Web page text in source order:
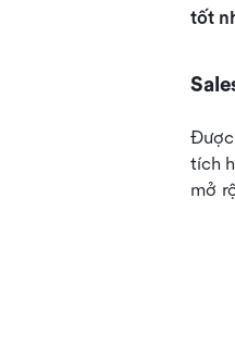
tốt
Được
tích
mở